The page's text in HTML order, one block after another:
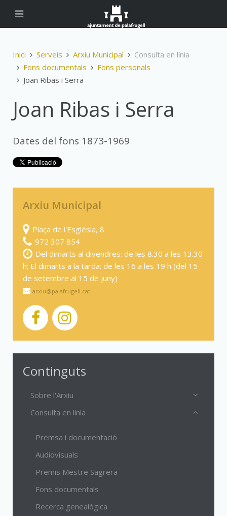
Inici Serveis Arxiu Municipal
Consulta en línia
Fons documentals
Fons personals
Joan Ribas i Serra
Joan Ribas i Serra
Dates del fons 1873-1969
Arxiu Municipal
Plaça de l'Església, 8
972 307 854
Del dimarts al divendres: de les 8.30 a les 13.30
h; El dimarts a la tarda: de les 16 a les 19 h (del 15
de setembre al 15 de juny)
arxiu@palafrugell.cat
Continguts
Sobre l'Arxiu
Consulta en línia
Premsa i documentació
Audiovisuals
Premis Mestre Sagrera
Fons documentals
Recerca genealògica